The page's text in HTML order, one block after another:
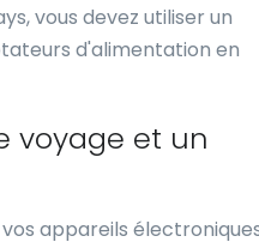
vous devez utiliser un
d'alimentation en
voyage et un
appareils